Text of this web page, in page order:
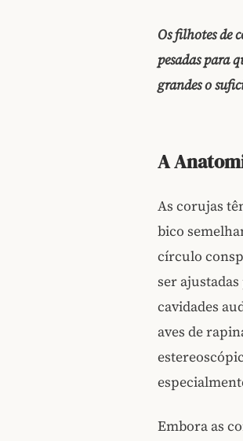
Os filhotes de
pesadas para
grandes o
A
As corujas
bico
círculo
ser
cavidades
aves de
Embora as